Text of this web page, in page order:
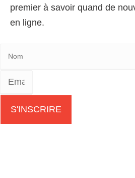
premier à savoir quand de
en ligne.
S'INSCRIRE